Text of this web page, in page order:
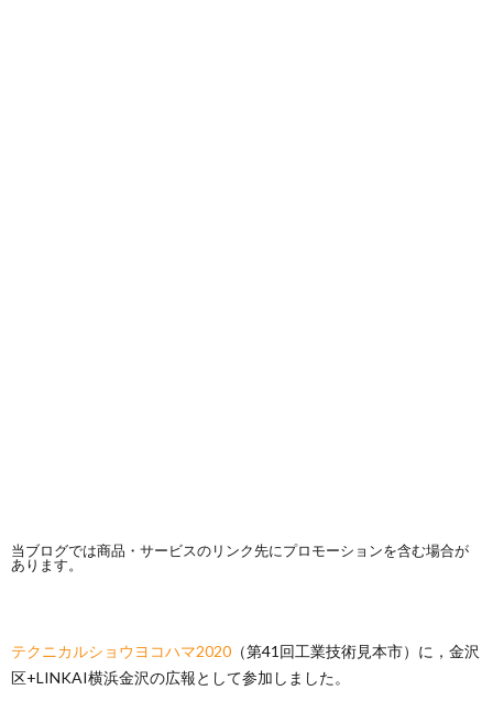
当ブログでは商品・サービスのリンク先にプロモーションを含む場合が
あります。
テクニカルショウヨコハマ2020 （第41回工業技術見本市）に，金沢
区+LINKAI横浜金沢の広報として参加しました。